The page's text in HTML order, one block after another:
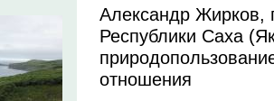
Александр Жирков,
Республики Саха
отношения